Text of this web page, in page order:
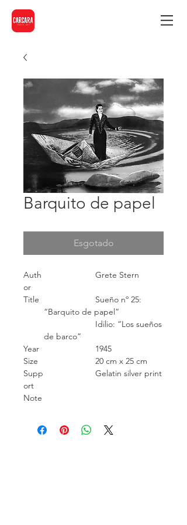
Barquito de papel
Esgotado
Auth
or
Grete Stern
Title
Sueño nº 25:
“Barquito de papel”
Idilio: “Los sueños
de barco”
Year
1945
Size
20 cm x 25 cm
Supp
ort
Gelatin silver print
Note